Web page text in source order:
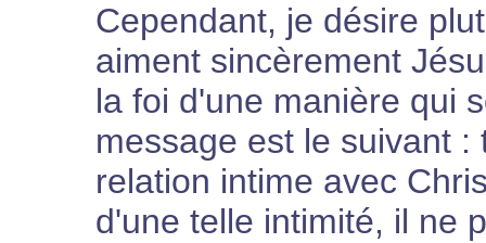
Cependant, je désire
aiment sincèrement
la foi d'une manière qui
message est le suivant
relation intime avec
d'une telle intimité, il ne